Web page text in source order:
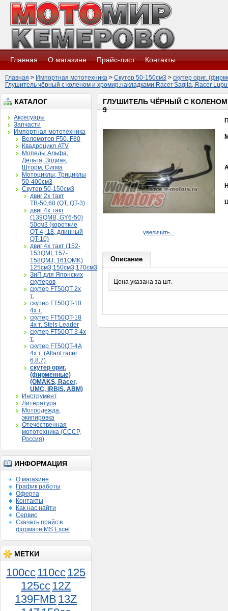
Главная О магазине Прайс-лист Контакты
Главная > Импортная мототехника > Скутер 50-150см3 > скутер ориг.
Глушитель чёрный с коленом и хромир.накладками Racer Sagita, Racer
КАТАЛОГ
Аксесуары
Запчасти
Импортная мототехника
Веломотор F50, F80
Квадроцикл ATV
Мопеды Альфа,
Дельта, Зодиак,
Шторм, Сигма
Мотоциклы, Трициклы
50-400см3
Скутер 50-150см3
двиг 2х такт
ТВ-50,60 (QT, QT-3)
двиг 4х такт
(139QMB, GY6-50)
50см3 (короткие
QT-4,-18, длинный
QT-10)
двиг 4х такт (152-
153QMI, 157-
158QMJ; 161QMK)
125см3;150см3;170см3
ЗиП для Японских
скутеров
скутер FT50QT 2х
т.
скутер FT50QT-10
4х т.
скутер FT50QT-18
4х т. Stels Leader
скутер FT50QT-3 4х
т.
скутер FT50QT-4A
4х т. (Atlant racer
6,8,7)
скутер ориг.
(фирменные)
(OMAKS, Racer,
UMC, IRBIS, АВМ)
Инструмент
Литература
Мотоодежда,
экипировка
Отечественная
мототехника (СССР,
Россия)
ИНФОРМАЦИЯ
О магазине
График работы
Оферта
Контакты
Как нас найти
Сервис
Скачать прайс в
формате MS Excel
МЕТКИ
100cc110cc125
125cc12Z
139FMB 13Z
ГЛУШИТЕЛЬ ЧЁРНЫЙ С КОЛЕНОМ И
9
увеличить...
Описание
Цена указана за шт.